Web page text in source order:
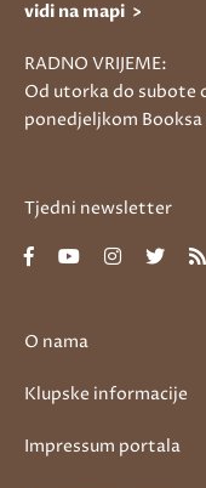
O nama
Klupske informacije
Impressum portala
vidi na mapi >
RADNO VRIJEME:
Od utorka do subote
ponedjeljkom
Tjedni newsletter